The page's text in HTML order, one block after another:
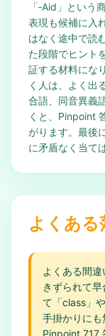
「‑Aid」という
表現も候補に入
はなく途中で読
た段階でヒント
証する材料にな
く人は、よく出
合語、同音異義
くと、Pinpoint
がります。最後
に矛盾なく当て
よくある
よくある間
きずられて
て「class」
手掛かりにも
Pinpoint 717